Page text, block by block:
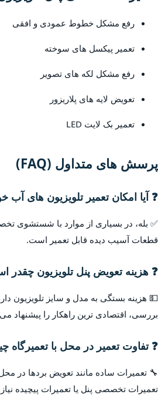
رفع مشکل خطوط عمودی و افقی
تعمیر پیکسل های سوخته
رفع مشکل لکه های تصویر
تعویض لایه های پلاریزور
تعمیر بک لایت LED
پرسش های متداول (FAQ)
❓ آیا امکان تعمیر تلویزیون های آب
✅ بله، در بسیاری از موارد با شستشوی
قطعات آسیب دیده قابل تعمیر است.
❓ هزینه تعویض پنل تلویزیون چقدر
💵 هزینه بستگی به مدل و سایز تلویزیون
بررسی، اقتصادی ترین راهکار را پیشنهاد
❓ تفاوت تعمیر در محل با
🔧 تعمیرات ساده مانند تعویض بردها در
تعمیرات تخصصی پنل یا تعمیرات پیچیده نیاز